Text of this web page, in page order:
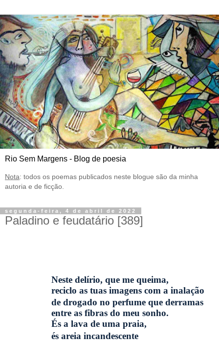
Rio Sem Margens - Blog de poesia
Nota: todos os poemas publicados neste blogue são da minha
autoria e de ficção.
segunda-feira, 4 de abril de 2022
Paladino e feudatário [389]
Neste delírio, que me queima,
reciclo as tuas imagens com a inalação
de drogado no perfume que derramas
entre as fibras do meu sonho.
És a lava de uma praia,
és areia incandescente